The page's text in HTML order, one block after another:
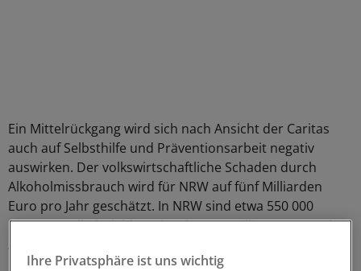
Ein Mittelrückgang wird sich nach Ansicht der Caritas
auch auf Selbsthilfe und Präventionsarbeit negativ
auswirken. Der volkswirtschaftliche Schaden durch
Alkoholmissbrauch wird für NRW auf fünf Milliarden
Euro pro Jahr geschätzt. In NRW sind etwa 550 000
Personen alkoholabhängig, über 2,5 Millionen Menschen
zeigen riskanten Alkoholkonsum.
Ihre Privatsphäre ist uns wichtig